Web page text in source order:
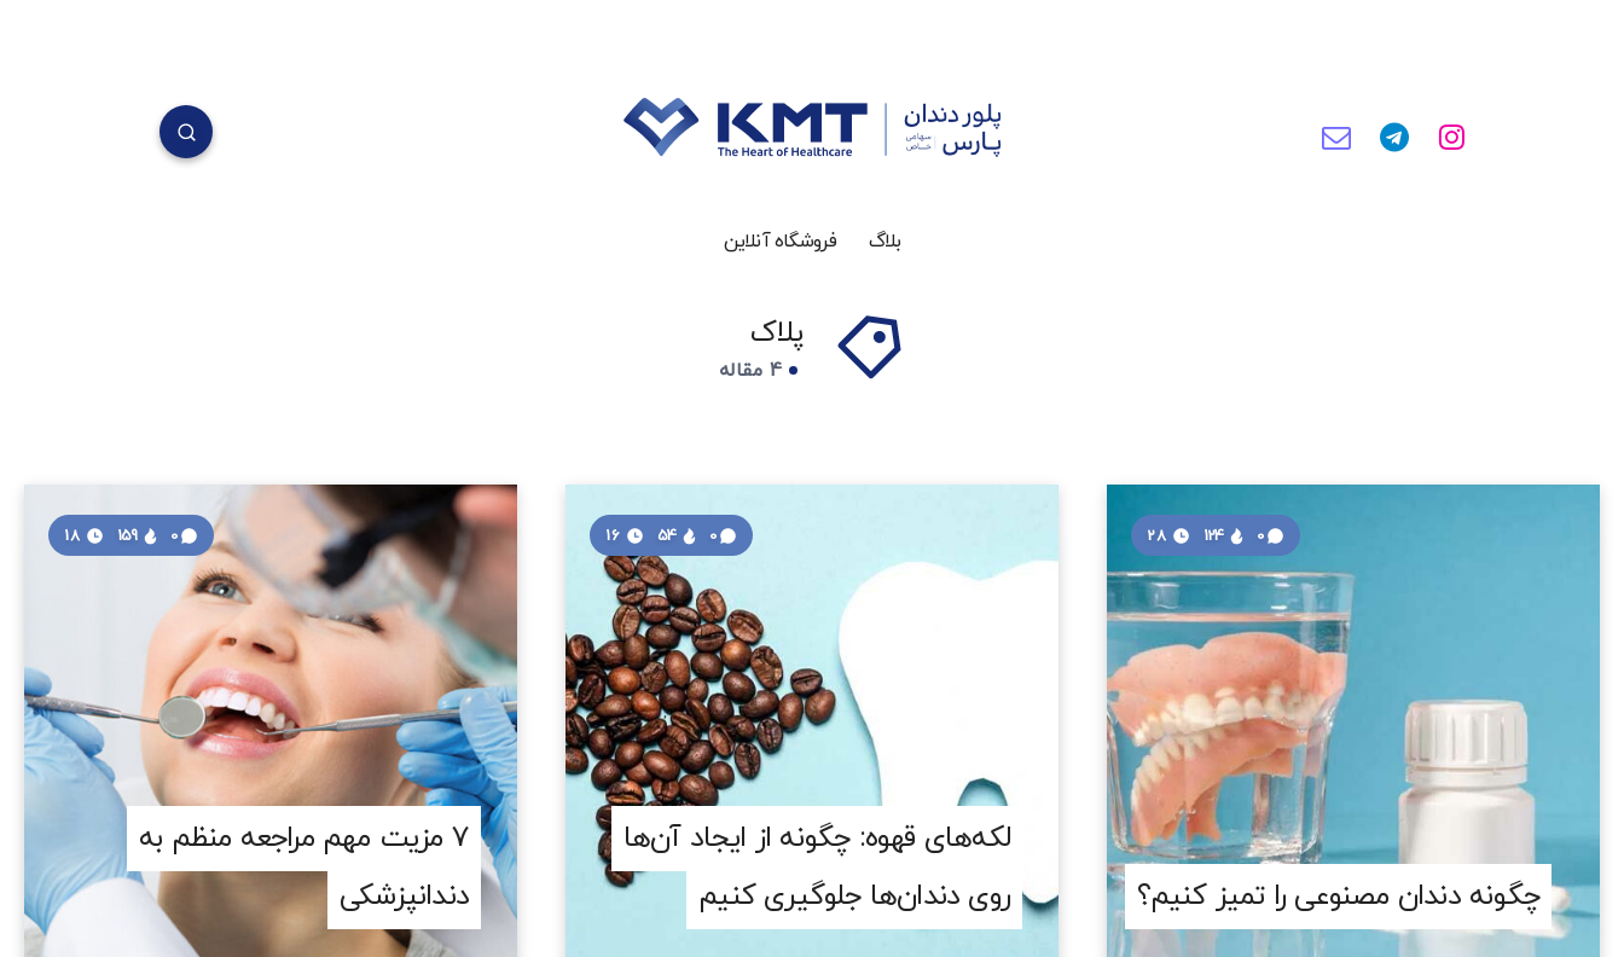
بلاگ فروشگاه آنلاین
پلاک
چگونه دندان مصنوعی را تمیز کنیم؟
0
124
لکه‌های قهوه: چگونه از ایجاد آن‌ها
روی دندان‌ها جلوگیری کنیم
0
54
7 مزیت مهم مراجعه منظم به
دندانپزشکی
0
159